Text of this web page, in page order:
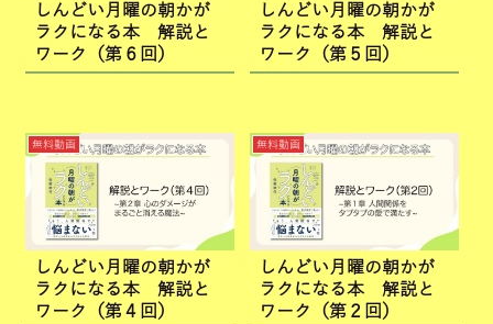
しんどい月曜の朝かが
ラクになる本 解説と
ワーク（第６回）
しんどい月曜の朝かが
ラクになる本 解説と
ワーク（第５回）
無料動画
しんどい月曜の朝かが
ラクになる本 解説と
ワーク（第４回）
無料動画
しんどい月曜の朝かが
ラクになる本 解説と
ワーク（第２回）